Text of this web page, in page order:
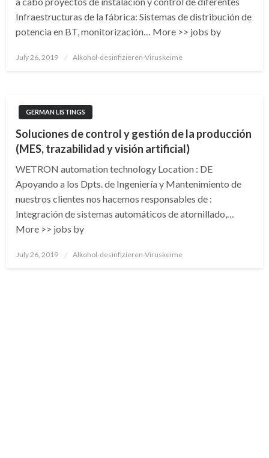
Infraestructuras de la fábrica: Sistemas de distribución de
potencia en BT, monitorización… More >> jobs by
Posted
July 26, 2019 Alkohol-desinfizieren-Viruskeime
GERMAN LISTINGS
Soluciones de control y gestión de la producción
(MES, trazabilidad y visión artificial)
WETRON automation technology Location : DE
Apoyando a los Dpts. de Ingeniería y Mantenimiento de
nuestros clientes nos hacemos responsables de :
Integración de sistemas automáticos de atornillado,…
More >> jobs by
Posted
July 26, 2019 Alkohol-desinfizieren-Viruskeime